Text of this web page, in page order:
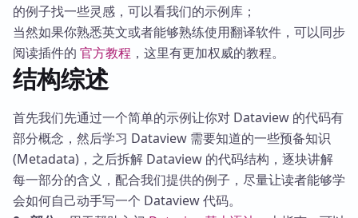
的例子找一些灵感，可以看我们的示例库；
当然如果你熟悉英文或者能够熟练使用翻译软件，可以同步
阅读插件的 官方教程 ，这里有更加权威的教程。
结构综述
首先我们先通过一个简单的示例让你对 Dataview 的代码有
部分概念，然后学习 Dataview 需要知道的一些预备知识
(Metadata)，之后拆解 Dataview 的代码结构，逐块讲解
每一部分的含义，配合我们提供的例子，尽量让读者能够学
会如何自己动手写一个 Dataview 代码。